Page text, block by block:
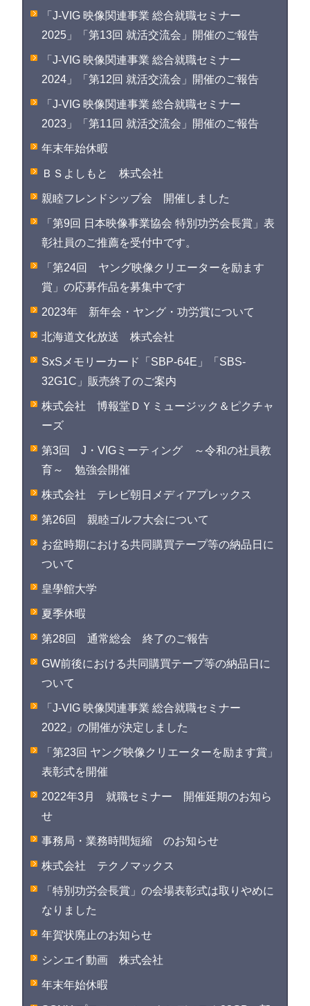
「J-VIG 映像関連事業 総合就職セミナー
2025」「第13回 就活交流会」開催のご報告
「J-VIG 映像関連事業 総合就職セミナー
2024」「第12回 就活交流会」開催のご報告
「J-VIG 映像関連事業 総合就職セミナー
2023」「第11回 就活交流会」開催のご報告
年末年始休暇
ＢＳよしもと 株式会社
親睦フレンドシップ会 開催しました
「第9回 日本映像事業協会 特別功労会長賞」表
彰社員のご推薦を受付中です。
「第24回 ヤング映像クリエーターを励ます
賞」の応募作品を募集中です
2023年 新年会・ヤング・功労賞について
北海道文化放送 株式会社
SxSメモリーカード「SBP-64E」「SBS-
32G1C」販売終了のご案内
株式会社 博報堂ＤＹミュージック＆ピクチャ
ーズ
第3回 J・VIGミーティング ～令和の社員教
育～ 勉強会開催
株式会社 テレビ朝日メディアプレックス
第26回 親睦ゴルフ大会について
お盆時期における共同購買テープ等の納品日に
ついて
皇學館大学
夏季休暇
第28回 通常総会 終了のご報告
GW前後における共同購買テープ等の納品日に
ついて
「J-VIG 映像関連事業 総合就職セミナー
2022」の開催が決定しました
「第23回 ヤング映像クリエーターを励ます賞」
表彰式を開催
2022年3月 就職セミナー 開催延期のお知ら
せ
事務局・業務時間短縮 のお知らせ
株式会社 テクノマックス
「特別功労会長賞」の会場表彰式は取りやめに
なりました
年賀状廃止のお知らせ
シンエイ動画 株式会社
年末年始休暇